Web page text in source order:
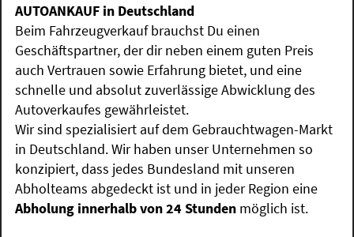
AUTOANKAUF in Deutschland
Beim Fahrzeugverkauf brauchst Du einen
Geschäftspartner, der dir neben einem guten Preis
auch Vertrauen sowie Erfahrung bietet, und eine
schnelle und absolut zuverlässige Abwicklung des
Autoverkaufes gewährleistet.
Wir sind spezialisiert auf dem Gebrauchtwagen-Markt
in Deutschland. Wir haben unser Unternehmen so
konzipiert, dass jedes Bundesland mit unseren
Abholteams abgedeckt ist und in jeder Region eine
Abholung innerhalb von 24 Stunden möglich ist.